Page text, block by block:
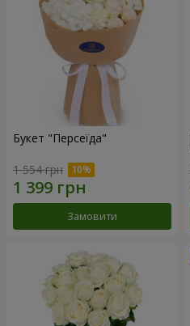
Букет "Персеїда"
1 554 грн
Замовити